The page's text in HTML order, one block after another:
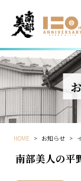
HOME > お知らせ >
南部美人の平